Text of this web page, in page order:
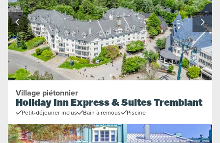
Village piétonnier
Holiday Inn Express & Suites Tremblant
Petit-déjeuner inclus Bain à remous Piscine